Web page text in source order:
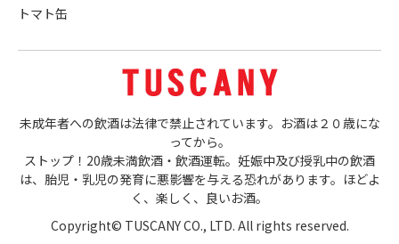
トマト缶
未成年者への飲酒は法律で禁止されています。お酒は２０歳にな
ってから。
ストップ！20歳未満飲酒・飲酒運転。妊娠中及び授乳中の飲酒
は、胎児・乳児の発育に悪影響を与える恐れがあります。ほどよ
く、楽しく、良いお酒。
Copyright© TUSCANY CO., LTD. All rights reserved.